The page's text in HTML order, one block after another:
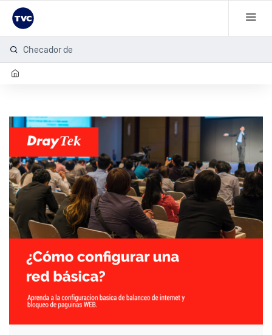
Checador de hu